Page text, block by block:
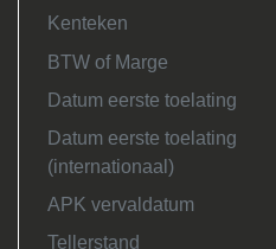
Kenteken
BTW of Marge
Datum eerste toelating
Datum eerste toelating
(internationaal)
APK vervaldatum
Tellerstand